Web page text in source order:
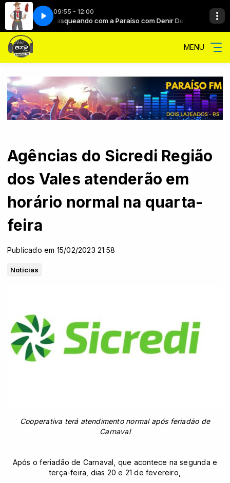
09:55 - 12:00
Churrasqueando com a Paraíso com Denir Deré
MENU
Agências do Sicredi Região
dos Vales atenderão em
horário normal na quarta-
feira
Publicado em 15/02/2023 21:58
Notícias
Cooperativa terá atendimento normal após feriadão de
Carnaval
Após o feriadão de Carnaval, que acontece na segunda e
terça-feira, dias 20 e 21 de fevereiro,